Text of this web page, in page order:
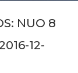
NUO 8
12-